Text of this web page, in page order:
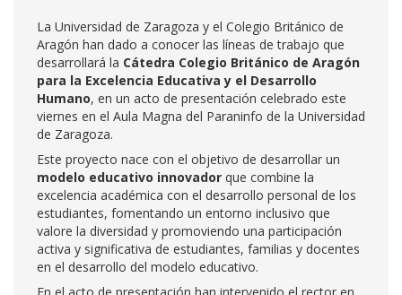
La Universidad de Zaragoza y el Colegio Británico de
Aragón han dado a conocer las líneas de trabajo que
desarrollará la Cátedra Colegio Británico de Aragón
para la Excelencia Educativa y el Desarrollo
Humano, en un acto de presentación celebrado este
viernes en el Aula Magna del Paraninfo de la Universidad
de Zaragoza.
Este proyecto nace con el objetivo de desarrollar un
modelo educativo innovador que combine la
excelencia académica con el desarrollo personal de los
estudiantes, fomentando un entorno inclusivo que
valore la diversidad y promoviendo una participación
activa y significativa de estudiantes, familias y docentes
en el desarrollo del modelo educativo.